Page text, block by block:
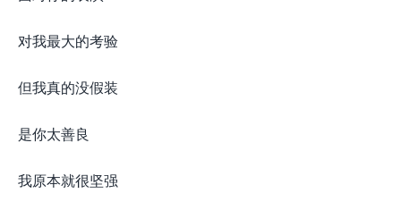
对我最大的考验
但我真的没假装
是你太善良
我原本就很坚强